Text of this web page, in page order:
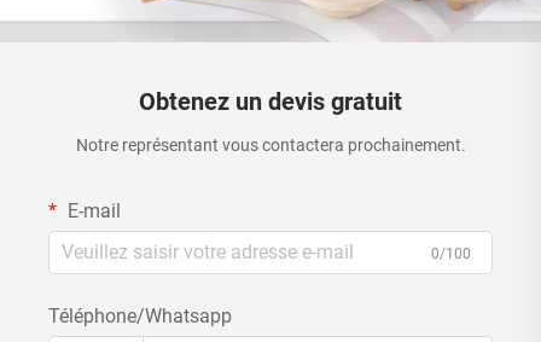
Obtenez un devis gratuit
Notre représentant vous contactera prochainement.
E-mail
0/100
Téléphone/Whatsapp